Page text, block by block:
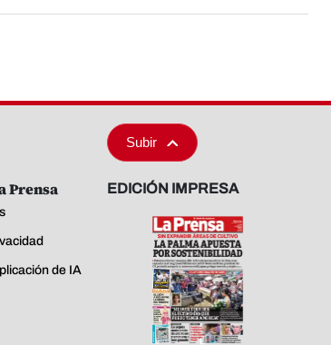
Subir
Prensa
de IA
EDICIÓN IMPRESA